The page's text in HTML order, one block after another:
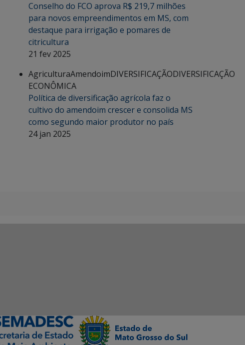
Conselho do FCO aprova R$ 219,7 milhões
para novos empreendimentos em MS, com
destaque para irrigação e pomares de
citricultura
21 fev 2025
AgriculturaAmendoimDIVERSIFICAÇÃODIVERSIFICAÇÃO
ECONÔMICA
Política de diversificação agrícola faz o
cultivo do amendoim crescer e consolida MS
como segundo maior produtor no país
24 jan 2025